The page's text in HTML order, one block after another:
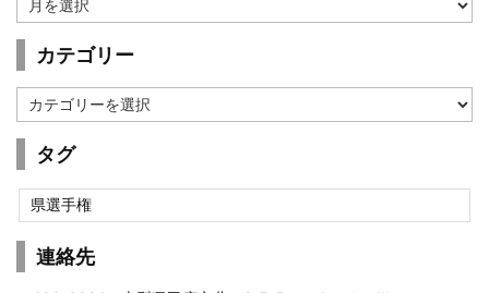
ー
カ
カテゴリー
テ
ゴ
タグ
県選手権
連絡先